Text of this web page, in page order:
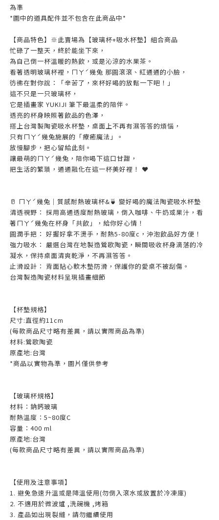
為準
*圖中的道具配件並不包含在此商品中*
【商品特色】※此賣場為【玻璃杯+吸水杯墊】組合商品
忙碌了一整天，終於能坐下來，
為自己倒一杯溫暖的熱飲，或是沁涼的水果茶。
看著透明玻璃杯裡，ㄇㄚˊ幾兔 那圓滾滾、紅通通的小臉，
彷彿在對你說：「辛苦了，來杯好喝的放鬆一下吧！」
這不只是一只玻璃杯，
它是插畫家 YUKIJI 筆下最溫柔的陪伴。
透亮的杯身映照著飲品的色澤，
搭上台灣製陶瓷吸水杯墊，桌面上不再有濕答答的煩惱，
只有ㄇㄚˊ幾兔施展的「療癒魔法」。
放慢腳步，把心留給此刻。
讓最萌的ㄇㄚˊ幾兔，陪你喝下這口甘甜，
把生活的繁瑣，通通融化在這一杯美好裡！ ❤️
🥛 ㄇㄚˊ幾兔｜質感耐熱玻璃杯&🍵 變好喝的魔法陶瓷吸水杯墊
清透視野： 採用高通透度耐熱玻璃，倒入咖啡、牛奶或果汁，看
著ㄇㄚˊ幾兔在杯身「共飲」，給你好心情！
圓潤手把： 好握好拿不燙手，耐熱5-80度c，沖泡飲品好方便！
強力吸水： 嚴選台灣在地製造鶯歌陶瓷，瞬間吸收杯身滴落的冷
凝水，保持桌面清爽乾淨，不再濕答答。
止滑設計： 背面貼心軟木墊防滑，保護你的愛桌不被刮傷。
台灣製造陶瓷材料呈現插畫細節
【杯墊規格】
尺寸:直徑約11cm
(每款商品尺寸略有差異，請以實際商品為準)
材料:鶯歌陶瓷
原產地:台灣
*商品以實物為準，圖片僅供參考
【玻璃杯規格】
材料：鈉鈣玻璃
耐熱溫度：5~80度C
容量：400 ml
原產地:台灣
(每款商品尺寸略有差異，請以實際商品為準)
【使用及注意事項】
1. 避免急速升溫或是降溫使用(勿倒入滾水或放置於冷凍庫)
2. 不適用於微波爐 ,洗碗機 ,烤箱
3. 產品如出現裂縫，請勿繼續使用